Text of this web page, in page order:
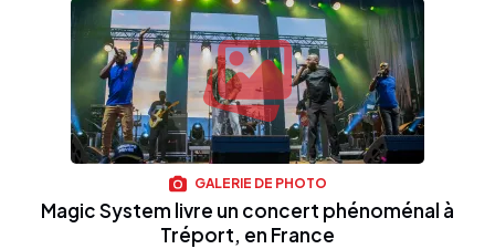
GALERIE DE PHOTO
Magic System livre un concert phénoménal à
Tréport, en France